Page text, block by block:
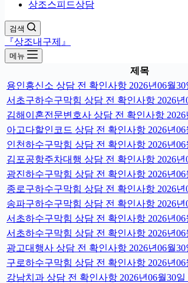
상조스피드상담
검색
『상조내구제』
메뉴
제목
용인흥신소 상담 전 확인사항 2026년06월30
서초구하수구막힘 상담 전 확인사항 2026년
김해이혼전문변호사 상담 전 확인사항 2026
아고다할인코드 상담 전 확인사항 2026년06
인천하수구막힘 상담 전 확인사항 2026년06
김포공항주차대행 상담 전 확인사항 2026년
광진하수구막힘 상담 전 확인사항 2026년06
종로구하수구막힘 상담 전 확인사항 2026년
송파구하수구막힘 상담 전 확인사항 2026년
서초하수구막힘 상담 전 확인사항 2026년06
서초하수구막힘 상담 전 확인사항 2026년06
광고대행사 상담 전 확인사항 2026년06월30
구로하수구막힘 상담 전 확인사항 2026년06
강남치과 상담 전 확인사항 2026년06월30일